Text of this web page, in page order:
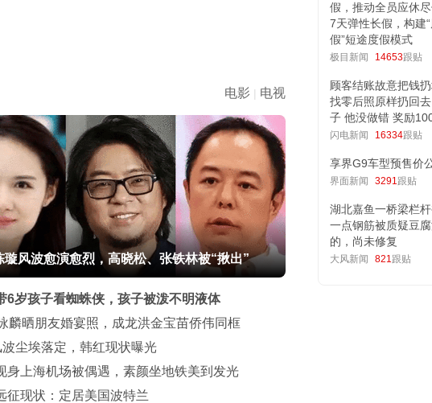
电影 | 电视
璇风波愈演愈烈，高晓松、张铁林被“揪出”
6岁孩子看蜘蛛侠，孩子被泼不明液体
麟晒朋友婚宴照，成龙洪金宝苗侨伟同框
波尘埃落定，韩红现状曝光
身上海机场被偶遇，素颜坐地铁美到发光
征现状：定居美国波特兰
假，推动全员应休
7天弹性长假，构建
假”短途度假模式
极目新闻 14653跟贴
顾客结账故意把钱
找零后照原样扔回
子 他没做错 奖励
闪电新闻 16334跟贴
享界G9车型预售价
界面新闻 3291跟贴
湖北嘉鱼一桥梁栏
一点钢筋被质疑豆
的，尚未修复
大风新闻 821跟贴